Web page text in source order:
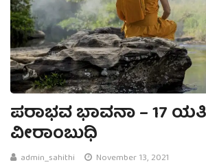
ಪರಾಭವ ಭಾವನಾ – 17
ವೀರಾಂಬುಧಿ
admin_sahithi November 13, 2021